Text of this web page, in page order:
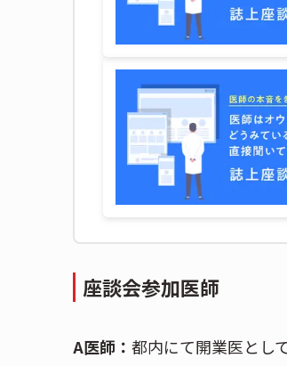
座談会参加医師
A医師： 都内にて開業医とし